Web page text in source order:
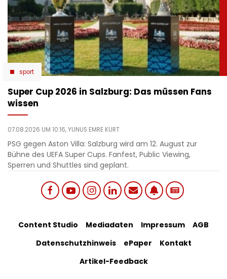
sport
Super Cup 2026 in Salzburg: Das müssen Fans
wissen
07.08.2026 UM 10:16,YUNUS EMRE KURT
PSG gegen Aston Villa: Salzburg wird am 12. August zur
Bühne des UEFA Super Cups. Fanfest, Public Viewing,
Sperren und Shuttles sind geplant.
links
Footer
Bottom
Content Studio Mediadaten Impressum
AGB
Datenschutzhinweis
ePaper
Kontakt
Artikel-Feedback